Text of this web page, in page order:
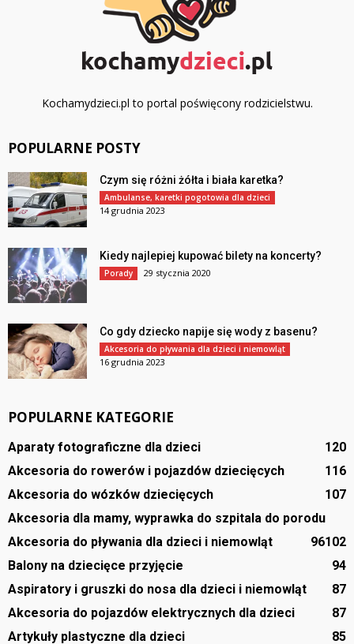
Kochamydzieci.pl to portal poświęcony rodzicielstwu.
POPULARNE POSTY
Czym się różni żółta i biała karetka?
Ambulanse, karetki pogotowia dla dzieci
14 grudnia 2023
Kiedy najlepiej kupować bilety na koncerty?
Porady 29 stycznia 2020
Co gdy dziecko napije się wody z basenu?
Akcesoria do pływania dla dzieci i niemowląt
16 grudnia 2023
POPULARNE KATEGORIE
Aparaty fotograficzne dla dzieci
120
Akcesoria do rowerów i pojazdów dziecięcych
116
Akcesoria do wózków dziecięcych
107
Akcesoria dla mamy, wyprawka do szpitala do porodu
102
Akcesoria do pływania dla dzieci i niemowląt
96
Balony na dziecięce przyjęcie
94
Aspiratory i gruszki do nosa dla dzieci i niemowląt
87
Akcesoria do pojazdów elektrycznych dla dzieci
87
Artykuły plastyczne dla dzieci
85